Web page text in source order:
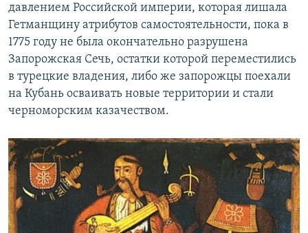
давлением Российской империи, которая лишала
Гетманщину атрибутов самостоятельности, пока в
1775 году не была окончательно разрушена
Запорожская Сечь, остатки которой переместились
в турецкие владения, либо же запорожцы поехали
на Кубань осваивать новые территории и стали
черноморским казачеством.